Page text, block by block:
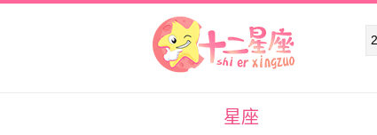
十二星座网
星座